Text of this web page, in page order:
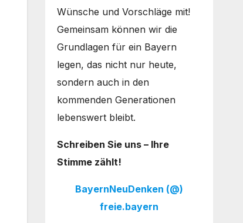
Wünsche und Vorschläge mit!
Gemeinsam können wir die
Grundlagen für ein Bayern
legen, das nicht nur heute,
sondern auch in den
kommenden Generationen
lebenswert bleibt.
Schreiben Sie uns – Ihre
Stimme zählt!
BayernNeuDenken (@)
freie.bayern